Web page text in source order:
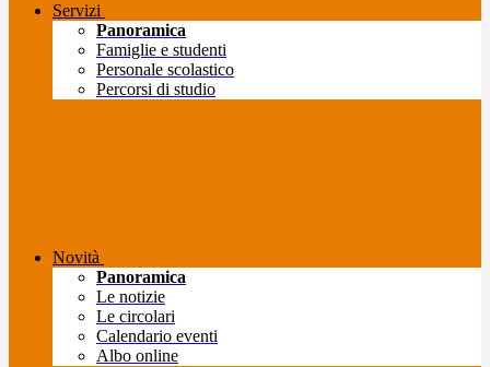
Servizi
Panoramica
Famiglie e studenti
Personale scolastico
Percorsi di studio
Novità
Panoramica
Le notizie
Le circolari
Calendario eventi
Albo online